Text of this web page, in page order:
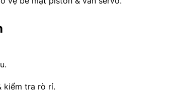
kiểm tra rò rỉ.